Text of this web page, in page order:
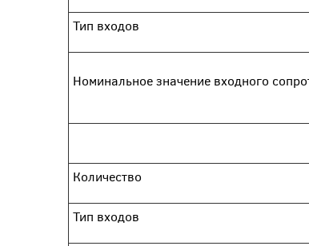
Тип входов
Номинальное значение входного
Количество
Тип входов